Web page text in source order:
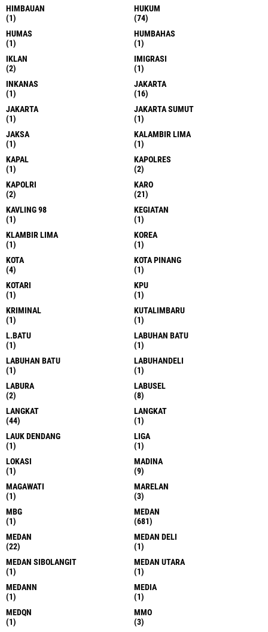
HIMBAUAN
(1)
HUKUM
(74)
HUMAS
(1)
HUMBAHAS
(1)
IKLAN
(2)
IMIGRASI
(1)
INKANAS
(1)
JAKARTA
(16)
JAKARTA
(1)
JAKARTA SUMUT
(1)
JAKSA
(1)
KALAMBIR LIMA
(1)
KAPAL
(1)
KAPOLRES
(2)
KAPOLRI
(2)
KARO
(21)
KAVLING 98
(1)
KEGIATAN
(1)
KLAMBIR LIMA
(1)
KOREA
(1)
KOTA
(4)
KOTA PINANG
(1)
KOTARI
(1)
KPU
(1)
KRIMINAL
(1)
KUTALIMBARU
(1)
L.BATU
(1)
LABUHAN BATU
(1)
LABUHAN BATU
(1)
LABUHANDELI
(1)
LABURA
(2)
LABUSEL
(8)
LANGKAT
(44)
LANGKAT
(1)
LAUK DENDANG
(1)
LIGA
(1)
LOKASI
(1)
MADINA
(9)
MAGAWATI
(1)
MARELAN
(3)
MBG
(1)
MEDAN
(681)
MEDAN
(22)
MEDAN DELI
(1)
MEDAN SIBOLANGIT
(1)
MEDAN UTARA
(1)
MEDANN
(1)
MEDIA
(1)
MEDQN
(1)
MMO
(3)